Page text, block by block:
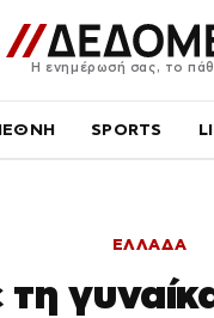
Η ενημέρωσή σας, το
SPORTS
ΕΛΛΑΔΑ